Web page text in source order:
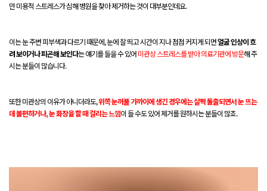
만 미용적 스트레스가 심해 병원을 찾아 제거하는 것이 대부분인데요.
이는 눈 주변 피부색과 다르기 때문에, 눈에 잘 띄고 시간이 지나 점점 커지게 되면얼굴 인상이 흐
려 보이거나 피곤해 보인다는 얘기를 들을 수 있어미관상 스트레스를 받아 의료기관에 방문해 주
시는 분들이 많습니다.
또한 미관상의 이유가 아니더라도,위쪽 눈꺼풀 가까이에 생긴 경우에는 살짝 돌출되면서 눈 뜨는
데 불편하거나, 눈 화장을 할 때 걸리는 느낌이 들 수도 있어 제거를 원하시는 분들이 많죠.